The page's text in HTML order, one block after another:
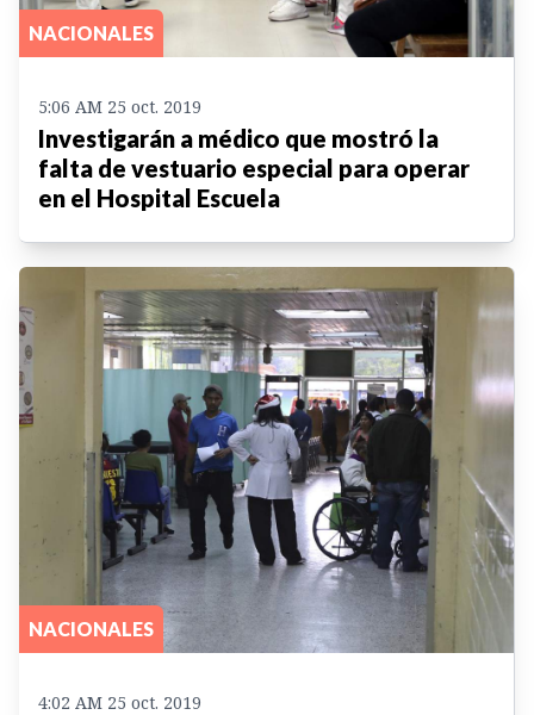
NACIONALES
5:06 AM 25 oct. 2019
Investigarán a médico que mostró la
falta de vestuario especial para operar
en el Hospital Escuela
NACIONALES
4:02 AM 25 oct. 2019